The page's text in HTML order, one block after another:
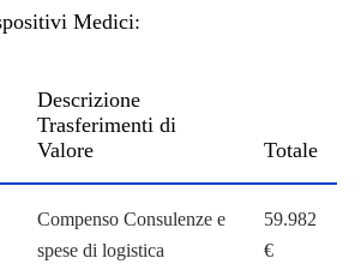
Medici:
Descrizione
Trasferimenti di
Valore
Totale
Compenso Consulenze e
spese di logistica
59.982
€